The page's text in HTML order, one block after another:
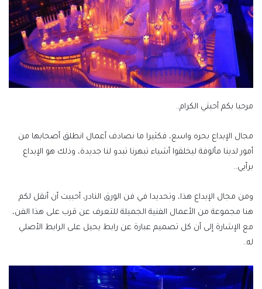
مرحبا بكم أحبتي الكرام..
مجال الإبداع بحره واسع، فكثيرا ما نصادف أعمال انطلق أصحابها من
أمور لدينا مألوفة ليخلقوا أشياء تبهرنا تبدو لنا جديدة، وذلك هو الإبداع
برأيي..
ومن مجال الإبداع هذا، وتحديدا في فن الورق النادر، أحببت أن أنقل لكم
هنا مجموعة من الأعمال الفنية الجميلة للتعرف عن قرب على هذا الفن،
مع الإشارة إلى أن كل تصميم عبارة عن رابط يحيل على الرابط الأصلي
له..